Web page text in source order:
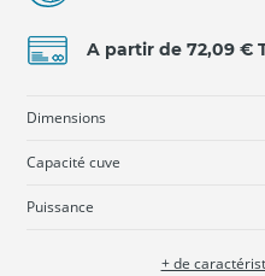
A partir de 72,09 €
Dimensions
Capacité cuve
Puissance
+ de